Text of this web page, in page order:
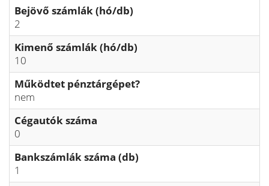
Bejövő számlák (hó/db)
2
Kimenő számlák (hó/db)
10
Működtet pénztárgépet?
nem
Cégautók száma
0
Bankszámlák száma (db)
1